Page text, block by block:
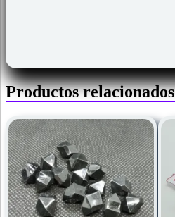
Productos relacionados